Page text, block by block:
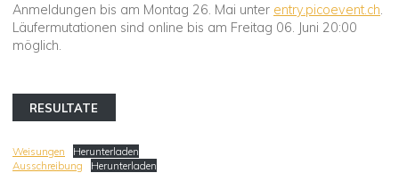
Anmeldungen bis am Montag 26. Mai unter entry.picoevent.ch
Läufermutationen sind online bis am Freitag 06. Juni 20:00
möglich.
RESULTATE
Weisungen
Herunterladen
Ausschreibung
Herunterladen